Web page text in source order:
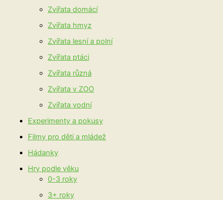
Zvířata domácí
Zvířata hmyz
Zvířata lesní a polní
Zvířata ptáci
Zvířata různá
Zvířata v ZOO
Zvířata vodní
Experimenty a pokusy
Filmy pro děti a mládež
Hádanky
Hry podle věku
0-3 roky
3+ roky